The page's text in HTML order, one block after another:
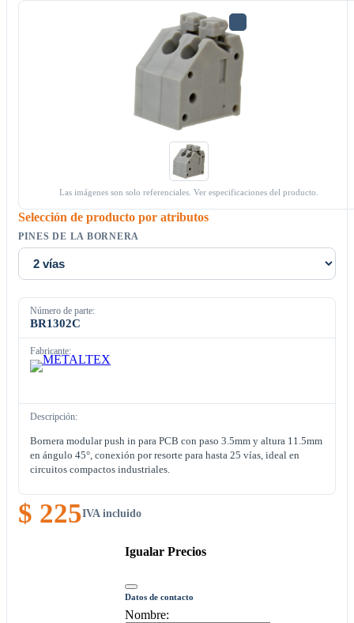
Las imágenes son solo referenciales. Ver especificaciones del producto.
Selección de producto por atributos
PINES DE LA BORNERA
Número de parte:
BR1302C
Fabricante:
Descripción:
Bornera modular push in para PCB con paso 3.5mm y altura 11.5mm
en ángulo 45°, conexión por resorte para hasta 25 vías, ideal en
circuitos compactos industriales.
$ 225IVA incluido
Igualar Precios
Datos de contacto
Nombre: